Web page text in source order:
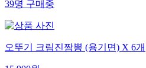
39명구매중
오뚜기 크림진짬뽕 (용기면) X 6개